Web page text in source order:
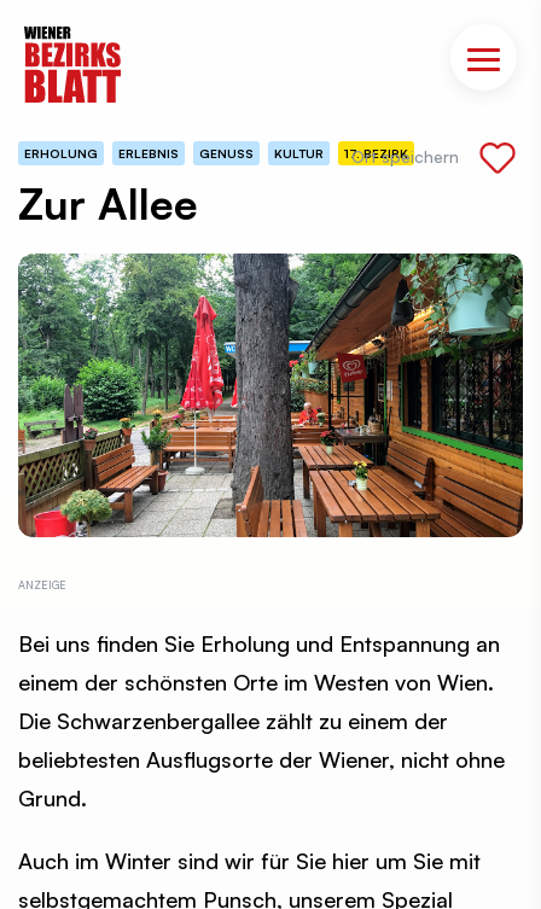
Ort speichern
ERHOLUNG ERLEBNIS GENUSS KULTUR 17. BEZIRK
Zur Allee
Bei uns finden Sie Erholung und Entspannung an
einem der schönsten Orte im Westen von Wien.
Die Schwarzenbergallee zählt zu einem der
beliebtesten Ausflugsorte der Wiener, nicht ohne
Grund.
Auch im Winter sind wir für Sie hier um Sie mit
selbstgemachtem Punsch, unserem Spezial